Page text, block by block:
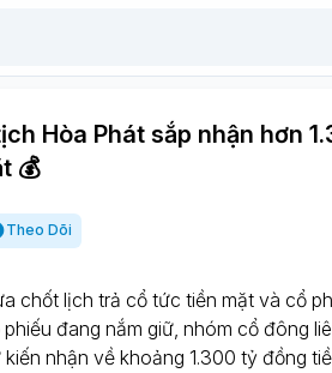
Hòa Phát sắp nhận hơn
💰
Theo Dõi
chốt lịch trả cổ tức tiền mặt và cổ
đang nắm giữ, nhóm cổ đông
nhận về khoảng 1.300 tỷ đồng